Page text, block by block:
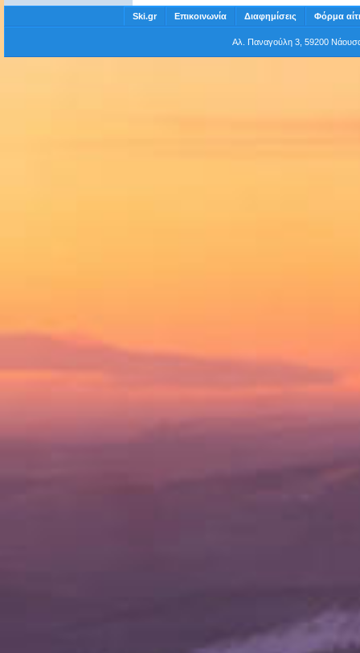
Ski.gr Επικοινωνία Διαφημίσεις Φόρμα
Αλ. Παναγούλη 3, 59200